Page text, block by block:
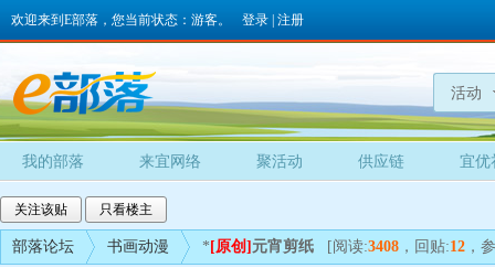
欢迎来到E部落，您当前状态：游客。 登录 注册
活动
我的部落 来宜网络 聚活动 供应链 宜优
关注该贴 只看楼主
部落论坛 书画动漫 * [原创] 元宵剪纸 [阅读:3408 ，回贴:12 ，